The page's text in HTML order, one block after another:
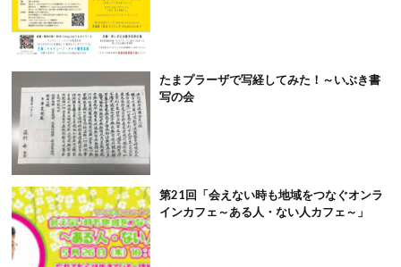
たまプラーザで写経してみた！～いぶき書
写の会
第21回「会えない時も地域をつなぐオンラ
インカフェ～ある人・ない人カフェ～」